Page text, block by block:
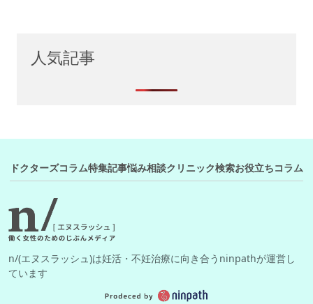
人気記事
ドクターズコラム特集記事悩み相談クリニック検索お役立ちコラム
n/(エヌスラッシュ)は妊活・不妊治療に向き合うninpathが運営し
ています